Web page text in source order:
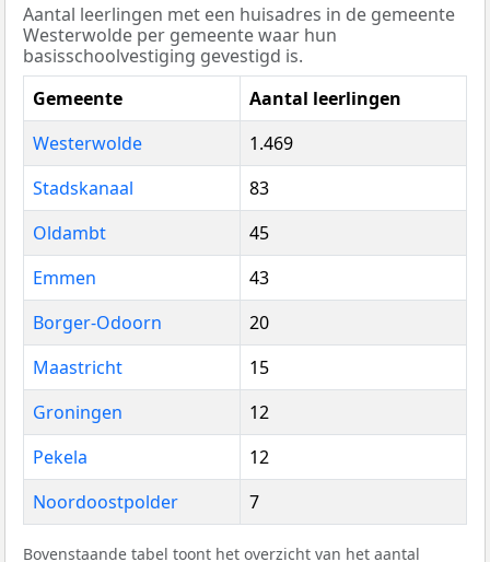
Aantal leerlingen met een huisadres in de gemeente
Westerwolde per gemeente waar hun
basisschoolvestiging gevestigd is.
Gemeente
Aantal leerlingen
Westerwolde
1.469
Stadskanaal
83
Oldambt
45
Emmen
43
Borger-Odoorn
20
Maastricht
15
Groningen
12
Pekela
12
Noordoostpolder
7
Bovenstaande tabel toont het overzicht van het aantal